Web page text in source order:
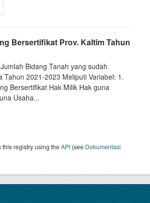
Bersertifikat Prov. Kaltim Tahun
Bidang Tanah yang sudah
Tahun 2021-2023 Meliputi Variabel: 1.
Bersertifikat Hak Milik Hak guna
Usaha...
this registry using theAPI (see Dokumentasi